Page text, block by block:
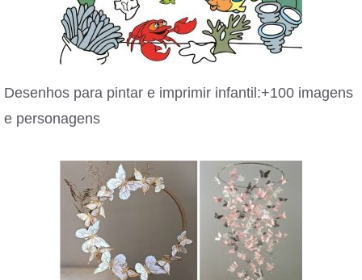
Desenhos para pintar e imprimir infantil:+100 imagens
e personagens